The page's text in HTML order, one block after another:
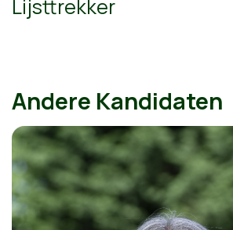
Lijsttrekker
Andere Kandidaten